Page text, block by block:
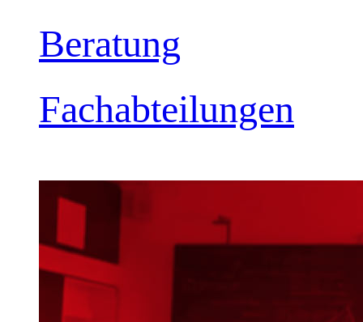
Beratung
Fachabteilungen